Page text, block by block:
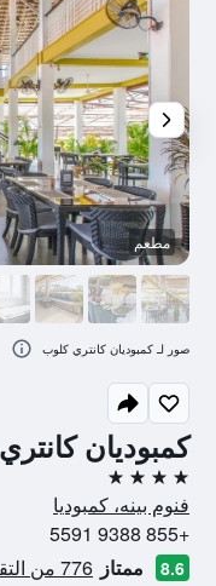
كمبوديان
4 نجوم
فنوم بينه، كمبوديا
+855 9388 5591
8.6 ممتاز 776 من التقييمات تم التحقق منها
مطعم
صور لـ كمبوديان كانتري كلوب